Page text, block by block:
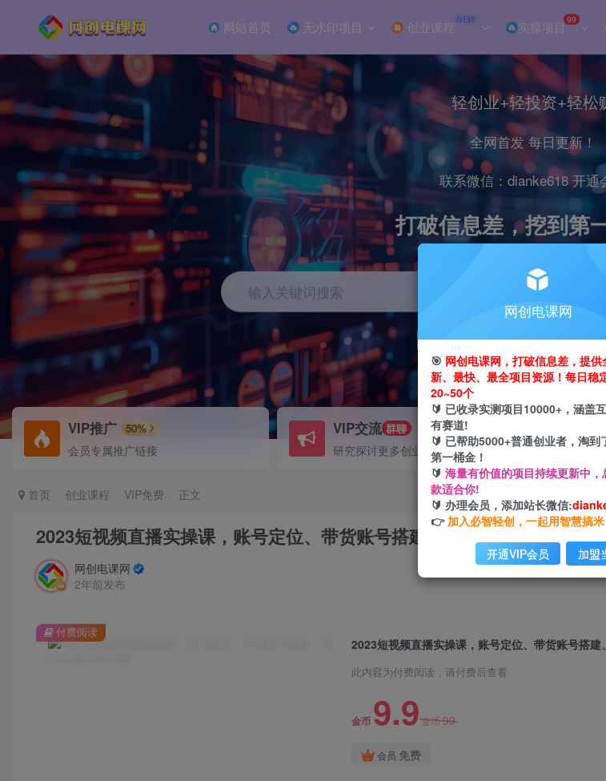
网站首页 无水印项目 创业课程 NEW 实操项目99
轻创业+轻投资+轻松
全网首发 每日更新！
联系微信：dianke618 开通
打破信息差，挖到第
输入关键词搜索
引流 抖音 小红书 直播 剪辑
VIP推广 50%
会员专属推广链接
VIP交流 群聊
研究探讨更多创业项目路子。
首页 创业课程 VIP免费 正文
2023短视频直播实操课，账号定位、带货账号搭建、选品等
网创电课网
2年前发布
2023短视频直播实操课，账号定位、带货账号搭建
此内容为付费阅读，请付费后查看
金币 9.9金币99
会员 免费
付费阅读
网创电课网
🎯 网创电课网，打破信息差，提供
新、最快、最全项目资源！每日稳
20~50个
🔰 已收录实测项目10000+，涵盖
有赛道!
🔰 已帮助5000+普通创业者，淘到
第一桶金！
🔰 海量有价值的项目持续更新中，
款适合你!
🔰 办理会员，添加站长微信:
👉 加入必智轻创，一起用智慧搞米
开通VIP会员 加盟